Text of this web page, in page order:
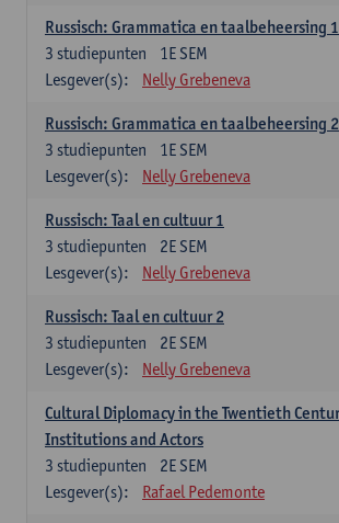
Russisch: Grammatica en taalbeheersing 1
1E SEM
3 studiepunten
Lesgever(s):
Nelly Grebeneva
Russisch: Grammatica en taalbeheersing 2
1E SEM
3 studiepunten
Lesgever(s):
Nelly Grebeneva
Russisch: Taal en cultuur 1
2E SEM
3 studiepunten
Lesgever(s):
Nelly Grebeneva
Russisch: Taal en cultuur 2
2E SEM
3 studiepunten
Lesgever(s):
Nelly Grebeneva
Cultural Diplomacy in the Twentieth
Institutions and Actors
2E SEM
3 studiepunten
Lesgever(s):
Rafael Pedemonte